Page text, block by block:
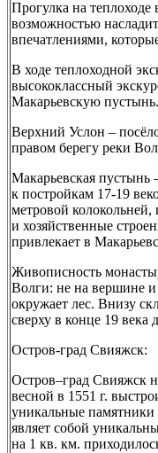
Прогулка на теплоходе
возможностью
впечатлениями,
В ходе теплоходной
высококлассный
Макарьевскую пустынь.
Верхний Услон –
правом берегу реки
Макарьевская пустынь
к постройкам 17-19
метровой
и хозяйственные
привлекает в
Живописность
Волги: не на вершине и
окружает лес. Внизу
сверху в конце 19 века
Остров-град Свияжск:
Остров–град Свияжск
весной в 1551 г.
уникальные
являет собой
на 1 кв. км.